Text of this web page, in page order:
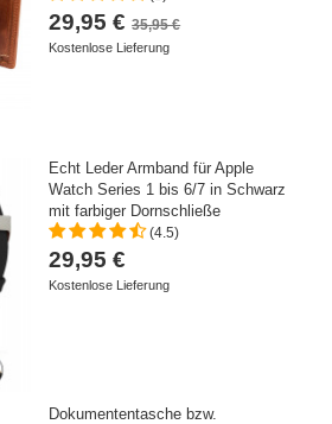
29,95 €35,95 €
Kostenlose Lieferung
Echt Leder Armband für Apple
Watch Series 1 bis 6/7 in Schwarz
mit farbiger Dornschließe
(4.5)
29,95 €
Kostenlose Lieferung
Dokumententasche bzw.